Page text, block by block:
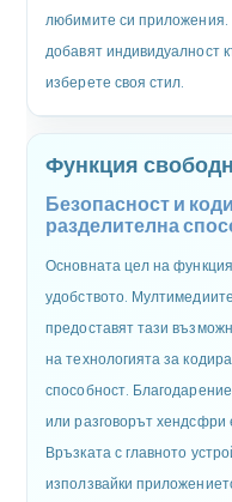
любимите си
добавят индивидуалност
изберете своя стил.
Функция
Безопасност и
разделителна
Основната цел на
удобството.
предоставят тази
на технологията за
способност.
или разговорът хендсфри
Връзката с главното
използвайки